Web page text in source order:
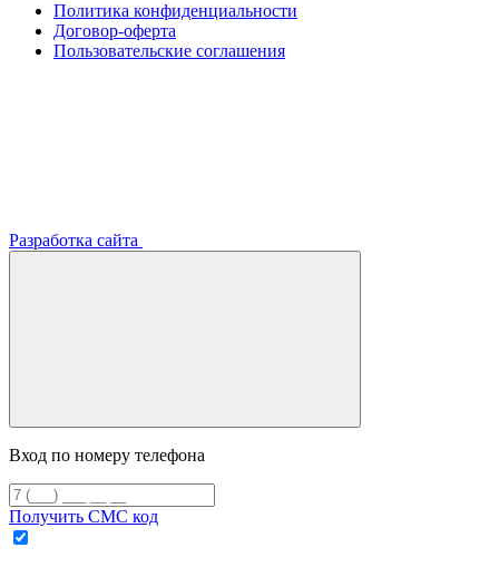
Политика конфиденциальности
Договор-оферта
Пользовательские соглашения
Разработка сайта
Вход по номеру телефона
Получить СМС код